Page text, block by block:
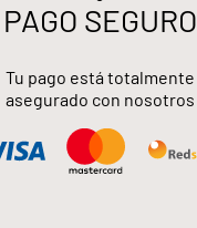
PAGO SEGURO
Tu pago está totalmente
asegurado con nosotros